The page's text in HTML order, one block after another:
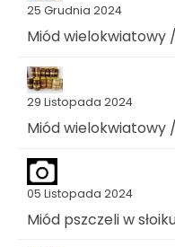
25 Grudnia 2024
Miód wielokwiatowy
29 Listopada 2024
Miód wielokwiatowy
05 Listopada 2024
Miód pszczeli w